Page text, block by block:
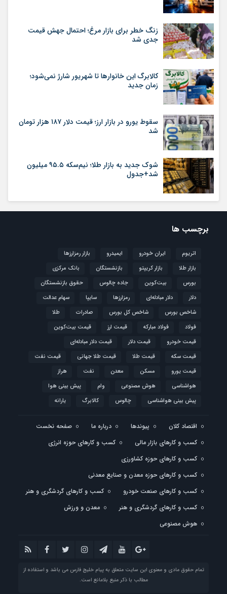
زنگ خطر برای بازار مرغ؛ احتمال جهش قیمت
جدی شد
کالابرگ این خانوارها تا شهریور شارژ نمی‌شود؛
زمان جدید
سقوط یورو در بازار ارز؛ قیمت دلار ۱۸۷ هزار تومان
شد
شوک جدید به بازار طلا؛ نیم‌سکه ۹۵.۵ میلیون
شد+جدول
برچسب ها
اتریوم ایران خودرو ایمیدرو
بازار رمزارزها
بازار طلا
بازار کریپتو بازنشستگان
بانک مرکزی
بورس
بیت‌کوین جاده چالوس
حقوق بازنشستگان
دلار
دلار مبادله‌ای رمزارزها سایپا
سهام عدالت
شاخص بورس
شاخص کل بورس صادرات
طلا
فولاد
فولاد مبارکه قیمت ارز
قیمت بیت‌کوین
قیمت خودرو
قیمت دلار
قیمت دلار مبادله‌ای
قیمت سکه
قیمت طلا قیمت طلا جهانی
قیمت نفت
قیمت یورو
مسکن معدن نفت
هراز
هواشناسی
هوش مصنوعی وام
پیش بینی هوا
پیش بینی هواشناسی
چالوس کالابرگ یارانه
اقتصاد کلان پیوندها درباره ما
صفحه نخست
کسب و کارهای بازار مالی
کسب و کارهای حوزه انرژی
کسب و کارهای حوزه کشاورزی
کسب و کارهای حوزه معدن و صنایع معدنی
کسب و کارهای صنعت خودرو
کسب و کارهای گردشگری و هنر
کسب و کارهای گردشگری و هنر
معدن و ورزش
هوش مصنوعی
تمام حقوق مادی و معنوی این سایت متعلق به پیام خلیج فارس می باشد و استفاده از
مطالب با ذکر منبع بلامانع است.